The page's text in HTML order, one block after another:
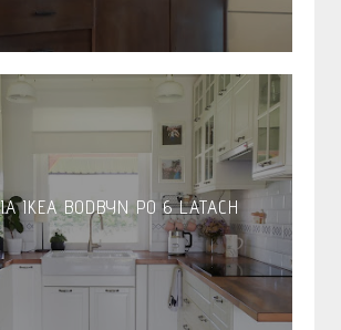
IKEA BODBYN PO 6 LATACH